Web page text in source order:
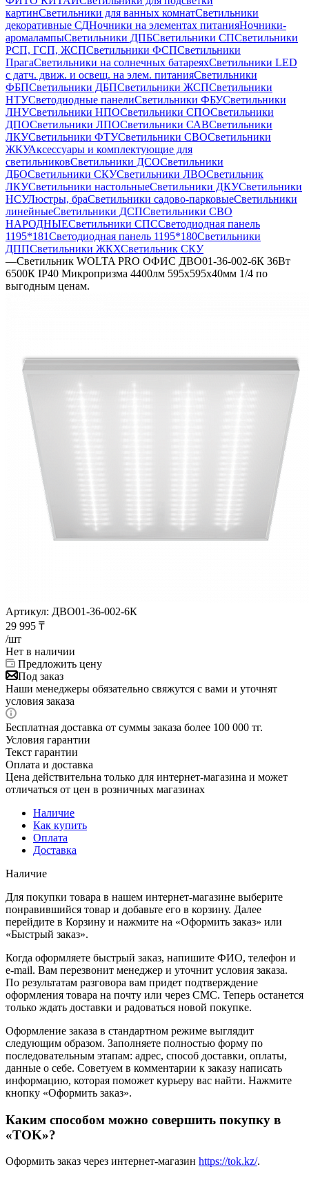
картинСветильники для ванных комнатСветильники
декоративные СДНочники на элементах питанияНочники-
аромалампыСветильники ДПБСветильники СПСветильники
РСП, ГСП, ЖСПСветильники ФСПСветильники
ПрагаСветильники на солнечных батареяхСветильники LED
с датч. движ. и освещ. на элем. питанияСветильники
ФБПСветильники ДБПСветильники ЖСПСветильники
НТУСветодиодные панелиСветильники ФБУСветильники
ЛНУСветильники НПОСветильники СПОСветильники
ДПОСветильники ЛПОСветильники САВСветильники
ЛКУСветильники ФТУСветильники СВОСветильники
ЖКУАксессуары и комплектующие для
светильниковСветильники ДСОСветильники
ДБОСветильники СКУСветильники ЛВОСветильник
ЛКУСветильники настольныеСветильники ДКУСветильники
НСУЛюстры, браСветильники садово-парковыеСветильники
линейныеСветильники ДСПСветильники СВО
НАРОДНЫЕСветильники СПССветодиодная панель
1195*181Светодиодная панель 1195*180Светильники
ДППСветильники ЖКХСветильник СКУ
—Светильник WOLTA PRO ОФИС ДВО01-36-002-6К 36Вт
6500К IP40 Микропризма 4400лм 595х595х40мм 1/4 по
выгодным ценам.
Артикул: ДВО01-36-002-6К
29 995 ₸
/шт
Нет в наличии
Предложить цену
Под заказ
Наши менеджеры обязательно свяжутся с вами и уточнят
условия заказа
Бесплатная доставка от суммы заказа более 100 000 тг.
Условия гарантии
Текст гарантии
Оплата и доставка
Цена действительна только для интернет-магазина и может
отличаться от цен в розничных магазинах
Наличие
Как купить
Оплата
Доставка
Наличие
Для покупки товара в нашем интернет-магазине выберите
понравившийся товар и добавьте его в корзину. Далее
перейдите в Корзину и нажмите на «Оформить заказ» или
«Быстрый заказ».
Когда оформляете быстрый заказ, напишите ФИО, телефон и
e-mail. Вам перезвонит менеджер и уточнит условия заказа.
По результатам разговора вам придет подтверждение
оформления товара на почту или через СМС. Теперь останется
только ждать доставки и радоваться новой покупке.
Оформление заказа в стандартном режиме выглядит
следующим образом. Заполняете полностью форму по
последовательным этапам: адрес, способ доставки, оплаты,
данные о себе. Советуем в комментарии к заказу написать
информацию, которая поможет курьеру вас найти. Нажмите
кнопку «Оформить заказ».
Каким способом можно совершить покупку в
«TOK»?
Оформить заказ через интернет-магазин https://tok.kz/.